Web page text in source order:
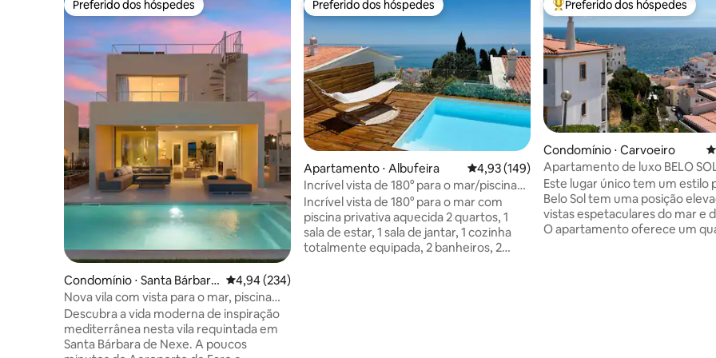
Preferido dos hóspedes
Preferido dos hóspedes
Condomínio ⋅ Santa Bárbara
de Nexe
4,94 de uma avaliação média de 5, 234 avaliações
4,94 (234)
Nova vila com vista para o mar, piscina
aquecida, jacuzzi no terraço
Descubra a vida moderna de inspiração
mediterrânea nesta vila requintada em
Santa Bárbara de Nexe. A poucos
Preferido dos hóspedes
Preferido dos hóspedes
Apartamento ⋅ Albufeira 4,93 de uma avaliação média de 5, 149
4,93 (149)
Incrível vista de 180° para o mar/piscina
privada aquecida
Incrível vista de 180° para o mar com
piscina privativa aquecida 2 quartos, 1
sala de estar, 1 sala de jantar, 1 cozinha
totalmente equipada, 2 banheiros, 2
Entre os melhores preferidos
Preferido dos hóspedes
Condomínio ⋅ Carvoeiro
Apartamento de luxo BELO
vista para o mar
Este lugar único tem um estilo
Belo Sol tem uma posição
vistas espetaculares do mar e
O apartamento oferece um